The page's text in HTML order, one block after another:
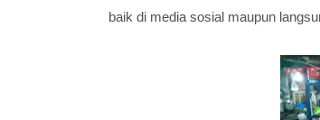
baik di media sosial maupun